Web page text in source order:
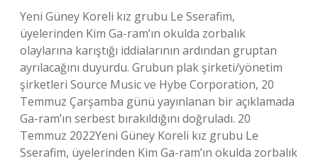
Yeni Güney Koreli kız grubu Le Sserafim,
üyelerinden Kim Ga-ram’ın okulda zorbalık
olaylarına karıştığı iddialarının ardından gruptan
ayrılacağını duyurdu. Grubun plak şirketi/yönetim
şirketleri Source Music ve Hybe Corporation, 20
Temmuz Çarşamba günü yayınlanan bir açıklamada
Ga-ram’ın serbest bırakıldığını doğruladı. 20
Temmuz 2022Yeni Güney Koreli kız grubu Le
Sserafim, üyelerinden Kim Ga-ram’ın okulda zorbalık